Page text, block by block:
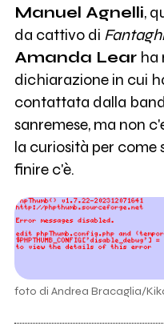
Manuel Agnelli,
da cattivo di
Amanda Learha
dichiarazione in cui
contattata dalla
sanremese, ma non
la curiosità per come
finire c'è.
foto di Andrea Bracaglia/